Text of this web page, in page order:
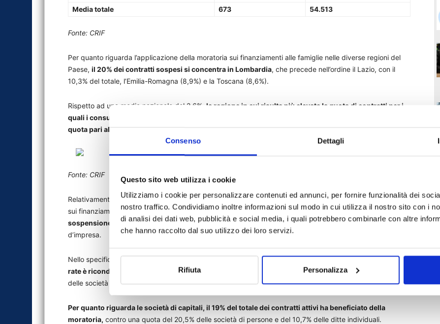
Consenso Dettagli
Questo sito web utilizza i cookie
Utilizziamo i cookie per personalizzare contenuti ed annunci, per fornire funzionalità dei
nostro traffico. Condividiamo inoltre informazioni sul modo in cui utilizza il nostro sito con i
di analisi dei dati web, pubblicità e social media, i quali potrebbero combinarle con altre
che hanno raccolto dal suo utilizzo dei loro servizi.
Rifiuta Personalizza
Media totale
673 54.513
Fonte: CRIF
Per quanto riguarda l’applicazione della moratoria sui finanziamenti alle famiglie nelle diverse regioni del
Paese, il 20% dei contratti sospesi si concentra in Lombardia, che precede nell’ordine il Lazio, con il
10,3% del totale, l’Emilia-Romagna (8,9%) e la Toscana (8,6%).
Rispetto ad una media nazionale del 2,6%, la regione in cui risulta più elevata la quota di contratti per i
quali i consumatori hanno ottenuto la sospensione delle rate risulta essere la Valle d’Aosta, con una
quota pari al 3,6% sul totale dei contratti attivi,che precede le Marche (3,4%) e l’Abruzzo (3,3%).
Fonte: CRIF
Relativamente al compartobusiness , la dinamica registrata da CRIF circa l’applicazione delle moratorie
sui finanziamenti rateali delle imprese fa emergere che il 19,1% dei contratti ha beneficiato della
sospensione delle ratema anche che ci sono significative differenze sulla base della dimensione
d’impresa.
Nello specifico,
quasi 3/4 dei contratti che complessivamente hanno ottenuto la sospensione delle
rate è riconducibile a società di capitali(il 73,3% per la precisione) a fronte di una quota pari al 23,2%
delle società di persone e dell’1,7% per le ditte Individuali (il restante 1,8% non è attribuibile).
Per quanto riguarda le società di capitali, il 19% del totale dei contratti attivi ha beneficiato della
moratoria, contro una quota del 20,5% delle società di persone e del 10,7% delle ditte individuali.